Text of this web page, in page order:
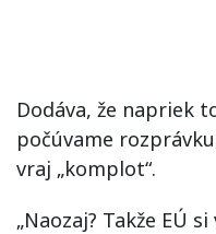
Dodáva, že napriek
počúvame
vraj „komplot“.
„Naozaj? Takže EÚ